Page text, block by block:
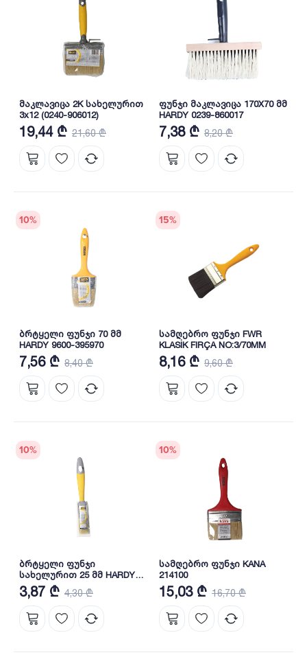
მაკლავიცა 2K სახელურით
3x12 (0240-906012)
19,44 ₾ 21,60 ₾
ფუნჯი მაკლავიცა 170X70 მმ
HARDY 0239-860017
7,38 ₾ 8,20 ₾
10%
ბრტყელი ფუნჯი 70 მმ
HARDY 9600-395970
7,56 ₾ 8,40 ₾
15%
სამღებრო ფუნჯი FWR
KLASİK FIRÇA NO:3/70MM
8,16 ₾ 9,60 ₾
10%
ბრტყელი ფუნჯი
სახელურით 25 მმ HARDY
0200-904325
3,87 ₾ 4,30 ₾
10%
სამღებრო ფუნჯი KANA
214100
15,03 ₾ 16,70 ₾